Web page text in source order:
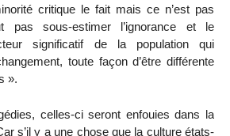
critique le fait mais ce n’est pas
pas sous-estimer l’ignorance et le
significatif de la population qui
toute façon d’être différente
».
celles-ci seront enfouies dans la
s’il y a une chose que la culture états-